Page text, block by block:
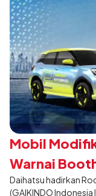
Mobil
Warnai
Daihatsu hadirkan
(GAIKINDO Indonesia